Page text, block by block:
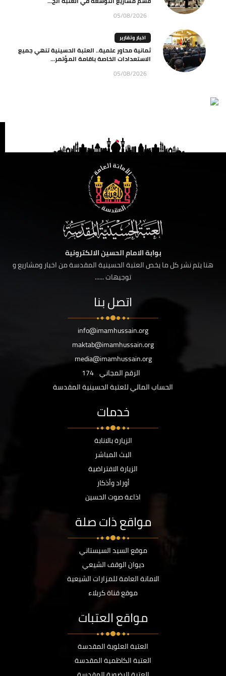
05/08/2026
اخبار وتقارير
ثمانية محاور علمية.. العتبة الحسينية تنهي جميع
الاستعدادات الخاصة باقامة المؤتمر...
05/08/2026
بوابة الامام الحسين الالكترونية
هنا يتم نشر كل ما يخص العتبة الحسينية المقدسة من اخبار ومشاريع و
توجيهات ......
اتصل بنا
info@imamhussain.org
maktab@imamhussain.org
media@imamhussain.org
الرقم المجاني 174
الحساب المالي للعتبة الحسينية المقدسة
خدمات
الزيارة بالانابة
البث المباشر
الزيارة الافتراضية
أوراد وأذكار
اذاعة صوت الحسين
مواقع ذات صلة
موقع السيد السيستاني
ديوان الوقف الشيعي
الامانة العامة للمزارات الشيعية
موقع قناة كربلاء
مواقع العتبات
العتبة العلوية المقدسة
العتبة الكاظمية المقدسة